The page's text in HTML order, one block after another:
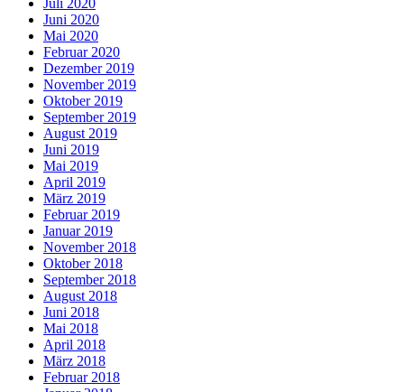
Juli 2020
Juni 2020
Mai 2020
Februar 2020
Dezember 2019
November 2019
Oktober 2019
September 2019
August 2019
Juni 2019
Mai 2019
April 2019
März 2019
Februar 2019
Januar 2019
November 2018
Oktober 2018
September 2018
August 2018
Juni 2018
Mai 2018
April 2018
März 2018
Februar 2018